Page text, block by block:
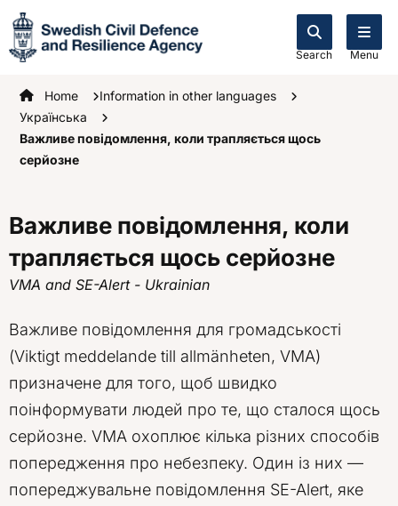
Search Menu
Startpage
Home
Information in other languages
Українська
Важливе повідомлення, коли трапляється щось
серйозне
Важливе повідомлення, коли
трапляється щось серйозне
VMA and SE-Alert - Ukrainian
Важливе повідомлення для громадськості
(Viktigt meddelande till allmänheten, VMA)
призначене для того, щоб швидко
поінформувати людей про те, що сталося щось
серйозне. VMA охоплює кілька різних способів
попередження про небезпеку. Один із них —
попереджувальне повідомлення SE-Alert, яке